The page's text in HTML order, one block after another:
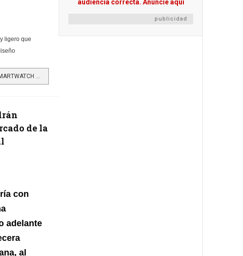
ligero que
LEER MÁS…LORA 2: UN SMARTWATCH PARA LAS MAMÁS COLOMBIANAS
de la
con
adelante
al
publicidad